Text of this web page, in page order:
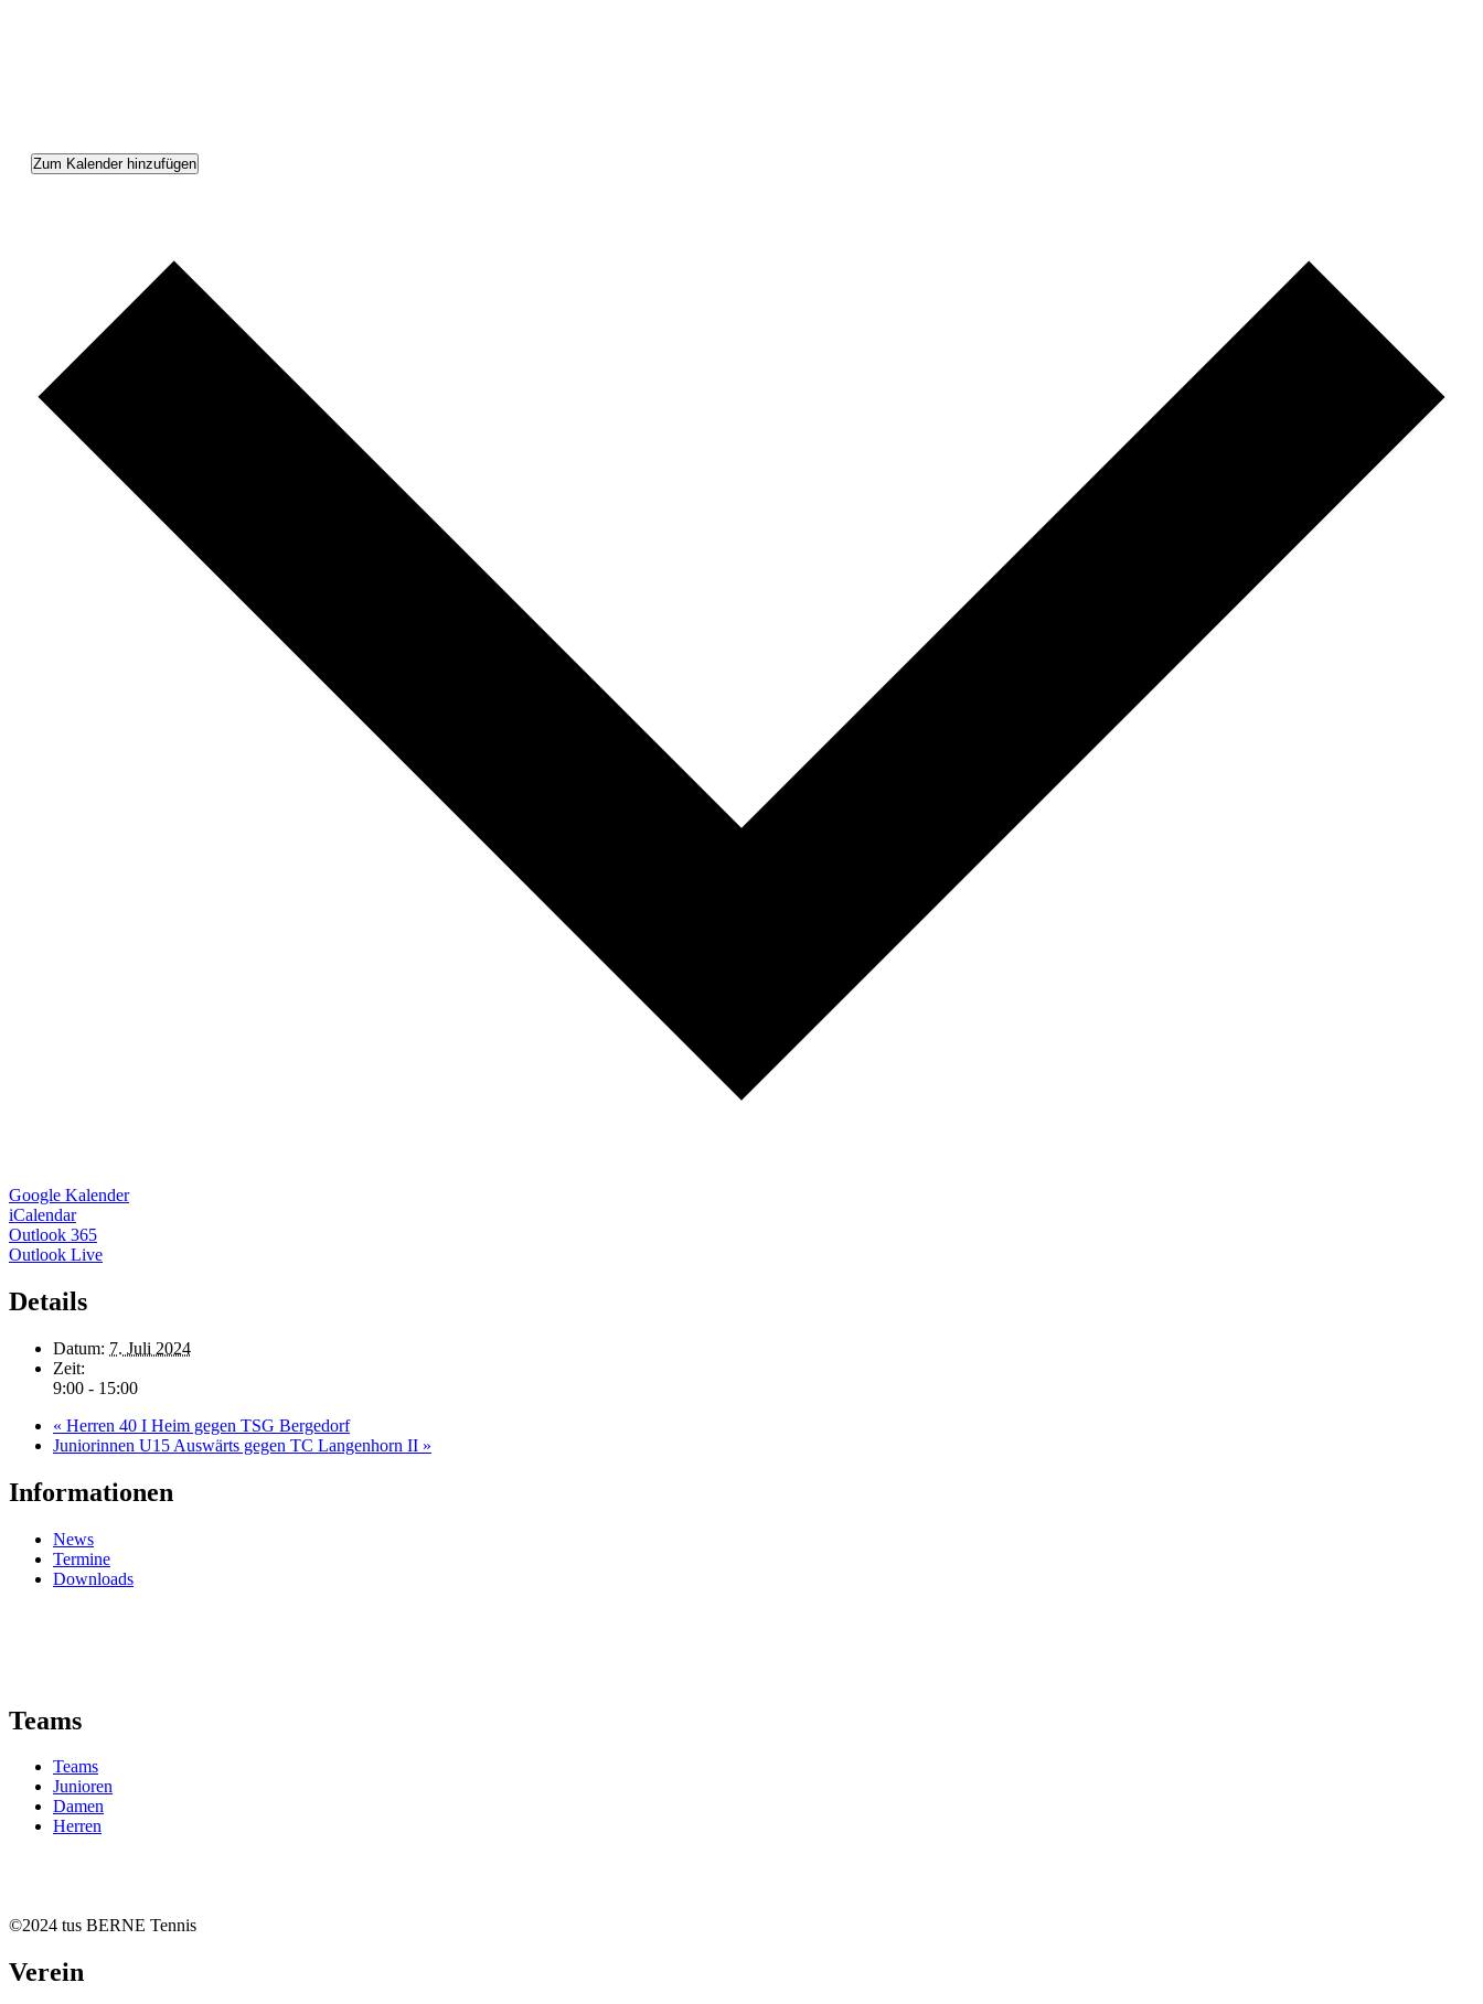
Zum Kalender hinzufügen
Google Kalender
iCalendar
Outlook 365
Outlook Live
Details
Datum: 7. Juli 2024
Zeit:
9:00 - 15:00
« Herren 40 I Heim gegen TSG Bergedorf
Juniorinnen U15 Auswärts gegen TC Langenhorn II »
Informationen
News
Termine
Downloads
Teams
Teams
Junioren
Damen
Herren
©2024 tus BERNE Tennis
Verein